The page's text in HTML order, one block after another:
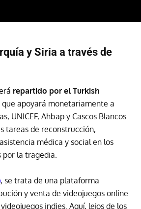
y Siria a través de
repartido por el Turkish
que apoyará monetariamente a
UNICEF, Ahbap y Cascos Blancos
tareas de reconstrucción,
médica y social en los
la tragedia.
, se trata de una plataforma
y venta de videojuegos online
indies. Aquí, lejos de los